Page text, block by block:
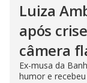
Luiza
após
câmera
Ex-musa da
humor e